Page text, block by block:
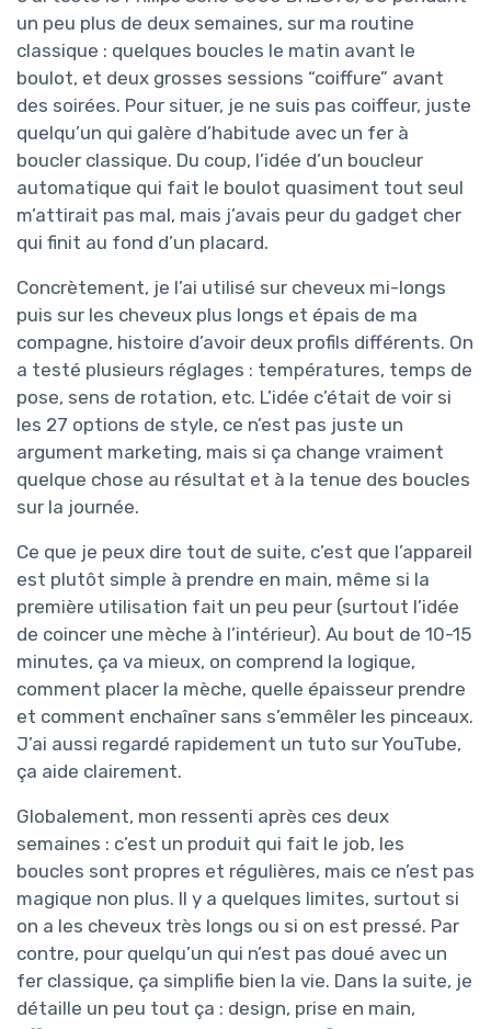
un peu plus de deux semaines, sur ma routine
classique : quelques boucles le matin avant le
boulot, et deux grosses sessions “coiffure” avant
des soirées. Pour situer, je ne suis pas coiffeur, juste
quelqu’un qui galère d’habitude avec un fer à
boucler classique. Du coup, l’idée d’un boucleur
automatique qui fait le boulot quasiment tout seul
m’attirait pas mal, mais j’avais peur du gadget cher
qui finit au fond d’un placard.
Concrètement, je l’ai utilisé sur cheveux mi-longs
puis sur les cheveux plus longs et épais de ma
compagne, histoire d’avoir deux profils différents. On
a testé plusieurs réglages : températures, temps de
pose, sens de rotation, etc. L’idée c’était de voir si
les 27 options de style, ce n’est pas juste un
argument marketing, mais si ça change vraiment
quelque chose au résultat et à la tenue des boucles
sur la journée.
Ce que je peux dire tout de suite, c’est que l’appareil
est plutôt simple à prendre en main, même si la
première utilisation fait un peu peur (surtout l’idée
de coincer une mèche à l’intérieur). Au bout de 10-15
minutes, ça va mieux, on comprend la logique,
comment placer la mèche, quelle épaisseur prendre
et comment enchaîner sans s’emmêler les pinceaux.
J’ai aussi regardé rapidement un tuto sur YouTube,
ça aide clairement.
Globalement, mon ressenti après ces deux
semaines : c’est un produit qui fait le job, les
boucles sont propres et régulières, mais ce n’est pas
magique non plus. Il y a quelques limites, surtout si
on a les cheveux très longs ou si on est pressé. Par
contre, pour quelqu’un qui n’est pas doué avec un
fer classique, ça simplifie bien la vie. Dans la suite, je
détaille un peu tout ça : design, prise en main,